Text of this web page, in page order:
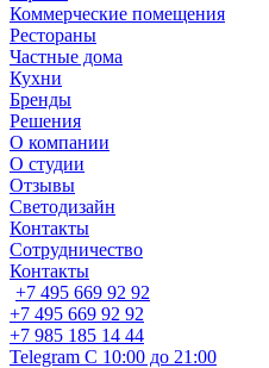
Коммерческие помещения
Рестораны
Частные дома
Кухни
Бренды
Решения
О компании
О студии
Отзывы
Светодизайн
Контакты
Сотрудничество
Контакты
+7 495 669 92 92
+7 495 669 92 92
+7 985 185 14 44
Telegram С 10:00 до 21:00